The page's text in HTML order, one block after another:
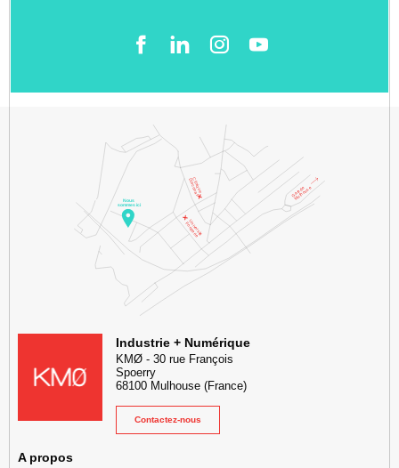
KMØ Hub d’innovation industrielle et lieu événementiel au cœur
Industrie + Numérique
KMØ- 30 rue François
Spoerry
68100 Mulhouse (France)
Contactez-nous
A propos